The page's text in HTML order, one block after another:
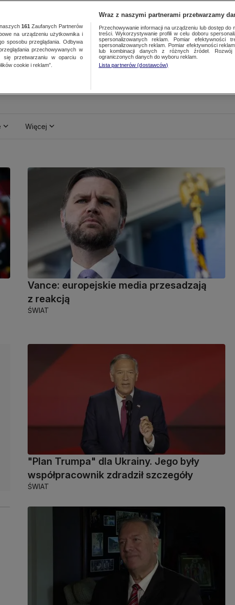
Więcej
Vance: europejskie media przesadzają
z reakcją
ŚWIAT
"Plan Trumpa" dla Ukrainy. Jego były
współpracownik zdradził szczegóły
ŚWIAT
161 Zaufanych Partnerów
na urządzeniu użytkownika i
sposobu przeglądania. Odbywa
przechowywanych w
się przetwarzaniu w oparciu o
cookie i reklam”.
Wraz z naszymi partnerami przetwarzamy
Przechowywanie informacji na urządzeniu lub dostęp do
treści. Wykorzystywanie profili w celu doboru
spersonalizowanych reklam. Pomiar efektywności
spersonalizowanych reklam. Pomiar efektywności
lub kombinacji danych z różnych źródeł. Rozwój
ograniczonych danych do wyboru reklam.
Lista partnerów (dostawców)